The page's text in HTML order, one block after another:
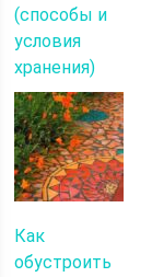
(способы и
условия
хранения)
Как
обустроить